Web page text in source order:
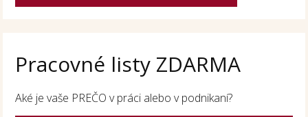
Pracovné listy ZDARMA
Aké je vaše PREČO v práci alebo v podnikaní?